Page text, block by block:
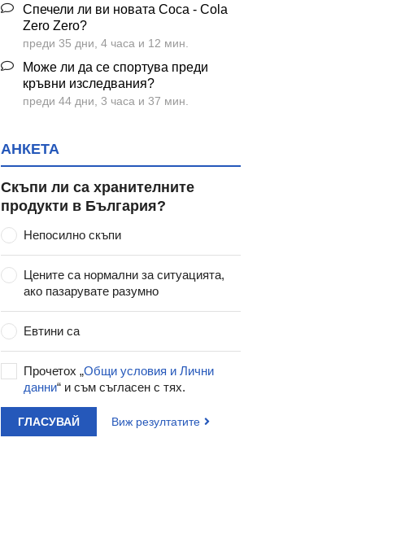
Спечели ли ви новата Coca - Cola
Zero Zero?
преди 35 дни, 4 часа и 12 мин.
Може ли да се спортува преди
кръвни изследвания?
преди 44 дни, 3 часа и 37 мин.
АНКЕТА
Скъпи ли са хранителните
продукти в България?
Непосилно скъпи
Цените са нормални за ситуацията,
ако пазарувате разумно
Евтини са
Прочетох „Общи условия и Лични
данни“ и съм съгласен с тях.
ГЛАСУВАЙ Виж резултатите